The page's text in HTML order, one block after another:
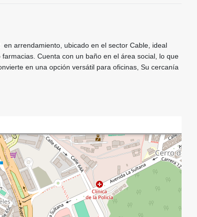
arrendamiento, ubicado en el sector Cable, ideal
Cuenta con un baño en el área social, lo que
en una opción versátil para oficinas, Su cercanía